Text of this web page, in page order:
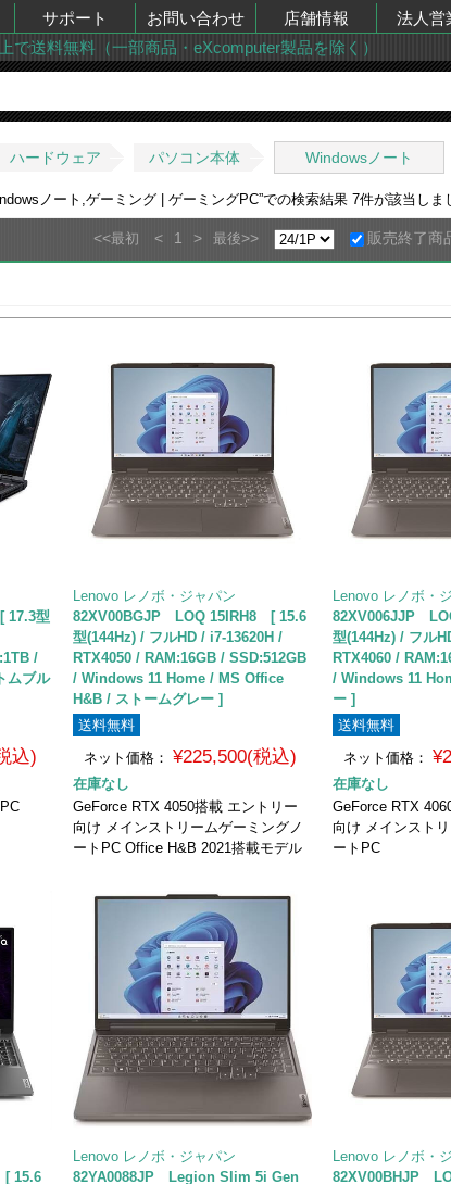
サポート お問い合わせ 店舗情報 法人営
で送料無料（一部商品・eXcomputer製品を除く）
ハードウェア パソコン本体 Windowsノート
ノート,ゲーミング | ゲーミングPC”での検索結果 7件が該当しま
<<最初 < 1 > 最後>> 販売終了商
型
/
ムブル
込)
Lenovo レノボ・ジャパン
82XV00BGJP LOQ 15IRH8 [ 15.6
型(144Hz) / フルHD / i7-13620H /
RTX4050 / RAM:16GB / SSD:512GB
/ Windows 11 Home / MS Office
H&B / ストームグレー ]
送料無料
ネット価格： ¥225,500(税込)
在庫なし
GeForce RTX 4050搭載 エントリー
向け メインストリームゲーミングノ
ートPC Office H&B 2021搭載モデル
Lenovo レノボ・
82XV006JJP
型(144Hz) / フル
RTX4060 /
/ Windows 11
ー ]
送料無料
ネット価格：
在庫なし
GeForce RTX
向け メインスト
ートPC
15.6
Lenovo レノボ・ジャパン
82YA0088JP Legion Slim 5i Gen
Lenovo レノボ・
82XV00BHJP